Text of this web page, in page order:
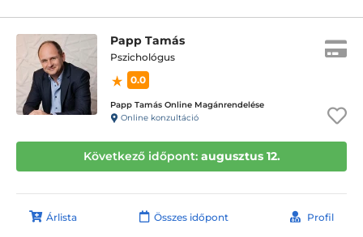
Papp Tamás
Pszichológus
0.0
Papp Tamás Online Magánrendelése
Online konzultáció
Következő időpont: augusztus 12.
Árlista Összes időpont Profil